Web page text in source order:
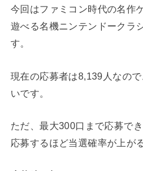
今回はファミコン時代の名作
遊べる名機ニンテンドークラ
す。
現在の応募者は8,139人なの
いです。
ただ、最大300口まで応募で
応募するほど当選確率が上が